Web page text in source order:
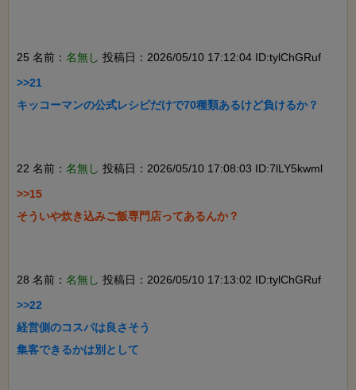
25 名前： 名無し 投稿日：2026/05/10 17:12:04 ID:tylChGRuf
>>21
キッコーマンの公式レシピだけで70種類あるけど負けるか？
22 名前： 名無し 投稿日：2026/05/10 17:08:03 ID:7lLY5kwml
>>15
そういや炊き込みご飯専門店ってあるんか？
28 名前： 名無し 投稿日：2026/05/10 17:13:02 ID:tylChGRuf
>>22
経営側のコスパは良さそう
集客できるかは別として